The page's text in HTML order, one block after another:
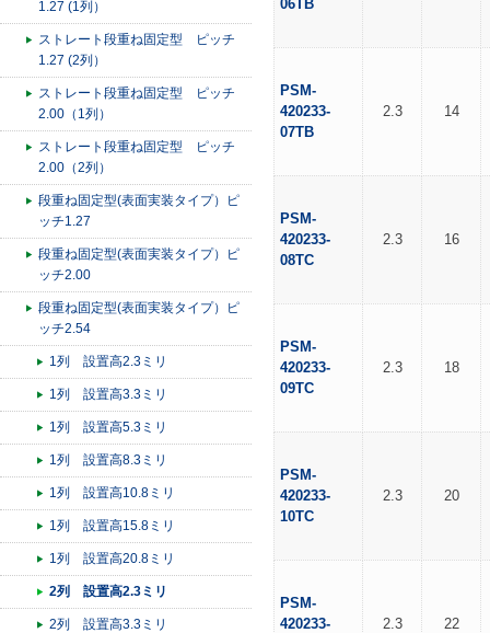
1.27 (1列）
ストレート段重ね固定型 ピッチ
1.27 (2列）
ストレート段重ね固定型 ピッチ
2.00（1列）
ストレート段重ね固定型 ピッチ
2.00（2列）
段重ね固定型(表面実装タイプ）ピ
ッチ1.27
段重ね固定型(表面実装タイプ）ピ
ッチ2.00
段重ね固定型(表面実装タイプ）ピ
ッチ2.54
1列 設置高2.3ミリ
1列 設置高3.3ミリ
1列 設置高5.3ミリ
1列 設置高8.3ミリ
1列 設置高10.8ミリ
1列 設置高15.8ミリ
1列 設置高20.8ミリ
2列 設置高2.3ミリ
2列 設置高3.3ミリ
06TB
PSM-
420233-
07TB
2.3 14
PSM-
420233-
08TC
2.3 16
PSM-
420233-
09TC
2.3 18
PSM-
420233-
10TC
2.3 20
PSM-
420233-
2.3 22